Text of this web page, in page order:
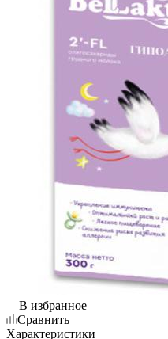
В избранное
Сравнить
Характеристики